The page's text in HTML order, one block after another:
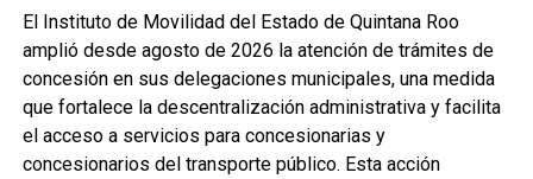
Recibe las noticias al instante
Únete al canal oficial de WhatsApp de
Quinto Podery recibe las noticias más
importantes de Quintana Roo directamente
en tu teléfono.
El Instituto de Movilidad del Estado de Quintana Roo
amplió desde agosto de 2026 la atención de trámites de
concesión en sus delegaciones municipales, una medida
que fortalece la descentralización administrativa y facilita
el acceso a servicios para concesionarias y
concesionarios del transporte público. Esta acción